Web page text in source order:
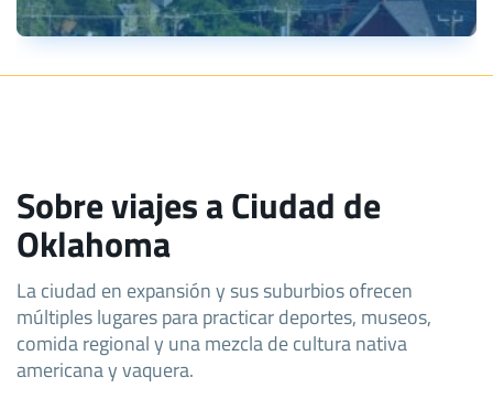
Sobre viajes a Ciudad de
Oklahoma
La ciudad en expansión y sus suburbios ofrecen
múltiples lugares para practicar deportes, museos,
comida regional y una mezcla de cultura nativa
americana y vaquera.